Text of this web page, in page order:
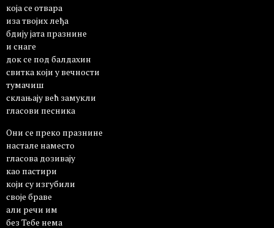
која се отвара
иза твојих леђа
бдију јата празнине
и снаге
док се под балдахин
свитка који у вечности
тумачиш
склањају већ замукли
гласови песника
Они се преко празнине
настале наместо
гласова дозивају
као пастири
који су изгубили
своје браве
али речи им
без Тебе нема